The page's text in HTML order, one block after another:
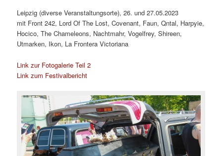
Leipzig (diverse Veranstaltungsorte), 26. und 27.05.2023
mit Front 242, Lord Of The Lost, Covenant, Faun, Qntal, Harpyie,
Hocico, The Chameleons, Nachtmahr, Vogelfrey, Shireen,
Utmarken, Ikon, La Frontera Victoriana
Link zur Fotogalerie Teil 2
Link zum Festivalbericht